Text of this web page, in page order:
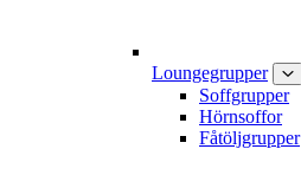
Loungegrupper
Soffgrupper
Hörnsoffor
Fåtöljgrupper